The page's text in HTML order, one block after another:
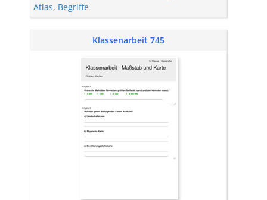
Atlas, Begriffe
Klassenarbeit 745